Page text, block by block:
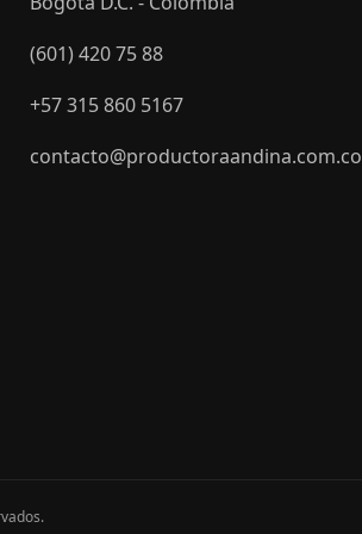
(601) 420 75 88
+57 315 860 5167
contacto@productoraandina.com.co